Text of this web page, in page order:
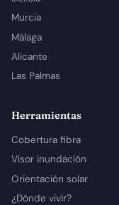
Murcia
Málaga
Alicante
Las Palmas
Herramientas
Cobertura fibra
Visor inundación
Orientación solar
¿Dónde vivir?